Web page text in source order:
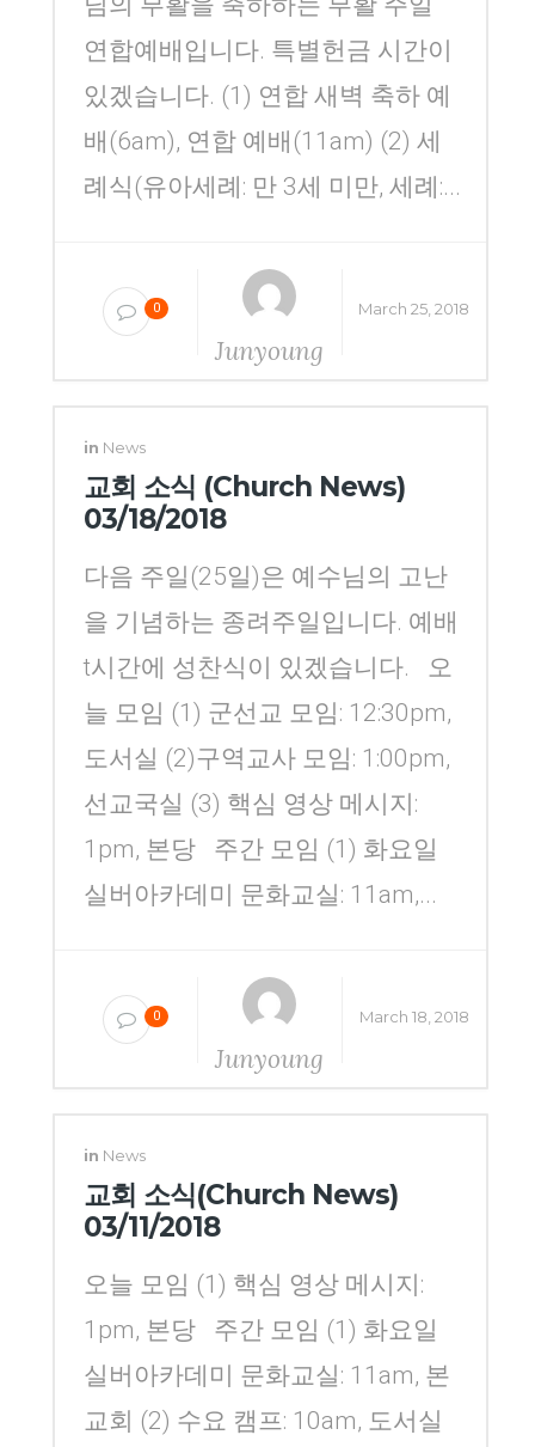
연합예배입니다. 특별헌금 시간이
있겠습니다. (1) 연합 새벽 축하 예
배(6am), 연합 예배(11am) (2) 세
례식(유아세례: 만 3세 미만, 세례:...
0
Junyoung
March 25, 2018
in News
교회 소식 (Church News)
03/18/2018
다음 주일(25일)은 예수님의 고난
을 기념하는 종려주일입니다. 예배
t시간에 성찬식이 있겠습니다. 오
늘 모임 (1) 군선교 모임: 12:30pm,
도서실 (2)구역교사 모임: 1:00pm,
선교국실 (3) 핵심 영상 메시지:
1pm, 본당 주간 모임 (1) 화요일
실버아카데미 문화교실: 11am,...
0
Junyoung
March 18, 2018
in News
교회 소식(Church News)
03/11/2018
오늘 모임 (1) 핵심 영상 메시지:
1pm, 본당 주간 모임 (1) 화요일
실버아카데미 문화교실: 11am, 본
교회 (2) 수요 캠프: 10am, 도서실